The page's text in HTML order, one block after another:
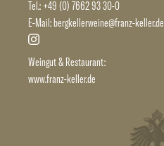
Tel.: +49 (0) 7662 93 30-0
E-Mail:bergkellerweine@franz-keller.de
Weingut & Restaurant:
www.franz-keller.de